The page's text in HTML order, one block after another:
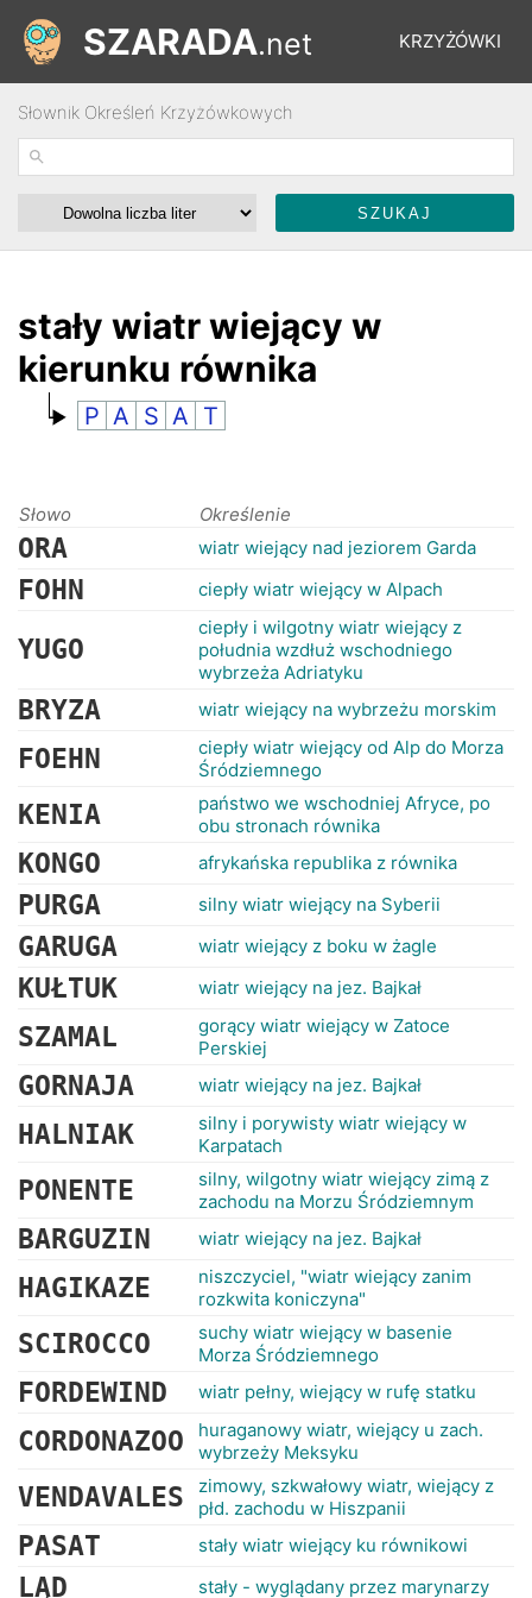
KRZYŻÓWKI
ŁAMIGŁÓWKI
RANKINGI
SZARADA.net
Słownik Określeń Krzyżówkowych
stały wiatr wiejący w
kierunku równika
P A S A T
Słowo Określenie
ORA wiatr wiejący nad jeziorem Garda
FOHN ciepły wiatr wiejący w Alpach
YUGO
ciepły i wilgotny wiatr wiejący z
południa wzdłuż wschodniego
wybrzeża Adriatyku
BRYZA wiatr wiejący na wybrzeżu morskim
FOEHN
ciepły wiatr wiejący od Alp do Morza
Śródziemnego
KENIA
państwo we wschodniej Afryce, po
obu stronach równika
KONGO afrykańska republika z równika
PURGA silny wiatr wiejący na Syberii
GARUGA wiatr wiejący z boku w żagle
KUŁTUK wiatr wiejący na jez. Bajkał
SZAMAL
gorący wiatr wiejący w Zatoce
Perskiej
GORNAJA wiatr wiejący na jez. Bajkał
HALNIAK
silny i porywisty wiatr wiejący w
Karpatach
PONENTE
silny, wilgotny wiatr wiejący zimą z
zachodu na Morzu Śródziemnym
BARGUZIN wiatr wiejący na jez. Bajkał
HAGIKAZE
niszczyciel, "wiatr wiejący zanim
rozkwita koniczyna"
SCIROCCO
suchy wiatr wiejący w basenie
Morza Śródziemnego
FORDEWIND wiatr pełny, wiejący w rufę statku
CORDONAZOO
huraganowy wiatr, wiejący u zach.
wybrzeży Meksyku
VENDAVALES
zimowy, szkwałowy wiatr, wiejący z
płd. zachodu w Hiszpanii
PASAT stały wiatr wiejący ku równikowi
LĄD stały - wyglądany przez marynarzy